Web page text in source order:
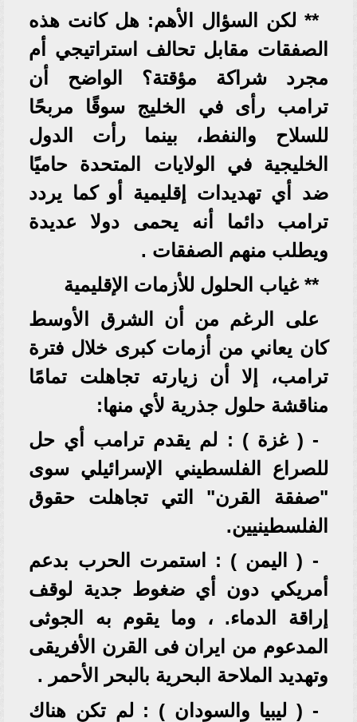
** لكن السؤال الأهم: هل كانت هذه
الصفقات مقابل تحالف استراتيجي أم
مجرد شراكة مؤقتة؟ الواضح أن
ترامب رأى في الخليج سوقًا مربحًا
للسلاح والنفط، بينما رأت الدول
الخليجية في الولايات المتحدة حاميًا
ضد أي تهديدات إقليمية أو كما يردد
ترامب دائما أنه يحمى دولا عديدة
ويطلب منهم الصفقات .
** غياب الحلول للأزمات الإقليمية
على الرغم من أن الشرق الأوسط
كان يعاني من أزمات كبرى خلال فترة
ترامب، إلا أن زيارته تجاهلت تمامًا
مناقشة حلول جذرية لأي منها:
- ( غزة ) : لم يقدم ترامب أي حل
للصراع الفلسطيني الإسرائيلي سوى
"صفقة القرن" التي تجاهلت حقوق
الفلسطينيين.
- ( اليمن ) : استمرت الحرب بدعم
أمريكي دون أي ضغوط جدية لوقف
إراقة الدماء. ، وما يقوم به الجوثى
المدعوم من ايران فى القرن الأفريقى
وتهديد الملاحة البحرية بالبحر الأحمر .
- ( ليبيا والسودان ) : لم تكن هناك